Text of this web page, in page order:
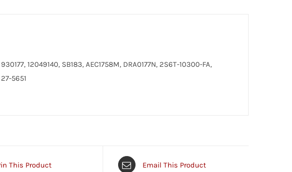
12049140, SB183, AEC1758M, DRA0177N, 2S6T-10300-FA,
5651
This Product Email This Product